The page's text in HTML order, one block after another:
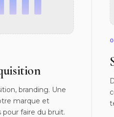
branding. Une
marque et
pour faire du bruit.